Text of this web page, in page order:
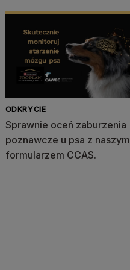
ODKRYCIE
Sprawnie oceń zaburzenia
poznawcze u psa z naszym
formularzem CCAS.